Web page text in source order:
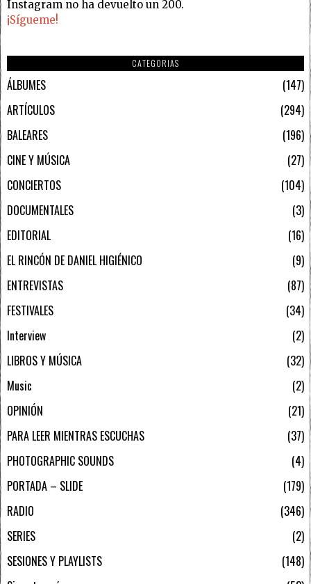
Instagram no ha devuelto un 200.
¡Sígueme!
CATEGORIAS
ÁLBUMES
147
ARTÍCULOS
294
BALEARES
196
CINE Y MÚSICA
27
CONCIERTOS
104
DOCUMENTALES
3
EDITORIAL
16
EL RINCÓN DE DANIEL HIGIÉNICO
9
ENTREVISTAS
87
FESTIVALES
34
Interview
2
LIBROS Y MÚSICA
32
Music
2
OPINIÓN
21
PARA LEER MIENTRAS ESCUCHAS
37
PHOTOGRAPHIC SOUNDS
4
PORTADA – SLIDE
179
RADIO
346
SERIES
2
SESIONES Y PLAYLISTS
148